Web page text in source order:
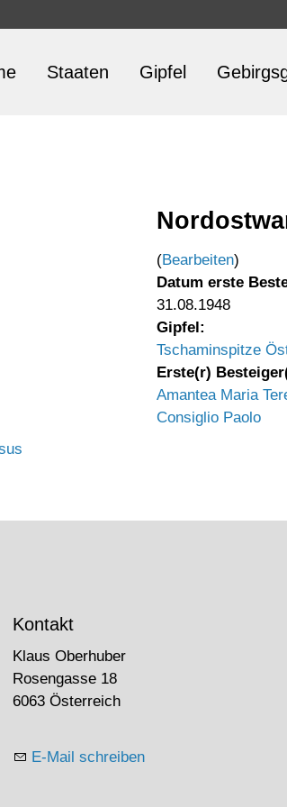
Staaten Gipfel
(Bearbeiten)
Datum erste
31.08.1948
Gipfel:
Tschaminspitze
Erste(r)
Amantea Maria
Consiglio Paolo
Kontakt
Klaus Oberhuber
Rosengasse 18
6063 Österreich
E-Mail schreiben